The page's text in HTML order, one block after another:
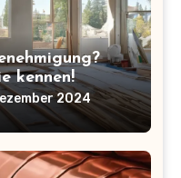
kennen!
2024